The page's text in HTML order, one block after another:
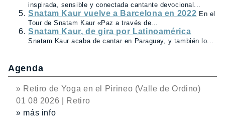
inspirada, sensible y conectada cantante devocional...
Snatam Kaur vuelve a Barcelona en 2022 En el
Tour de Snatam Kaur «Paz a través de...
Snatam Kaur, de gira por Latinoamérica
Snatam Kaur acaba de cantar en Paraguay, y también lo...
Agenda
» Retiro de Yoga en el Pirineo (Valle de Ordino)
01 08 2026 | Retiro
» más info